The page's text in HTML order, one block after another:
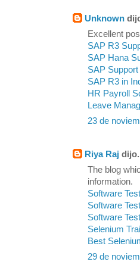
Unknown
Excellent
SAP R3
SAP Hana
SAP Support
SAP R3 in
HR Payroll
Leave
23 de
Riya Raj
The blog
information.
Software
Software
Software
Selenium
Best
29 de